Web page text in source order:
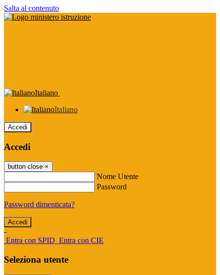
Salta al contenuto
Italiano
Italiano
Accedi
Accedi
button close ×
Nome Utente
Password
Password dimenticata?
-
Entra con SPID Entra con CIE
Seleziona utente